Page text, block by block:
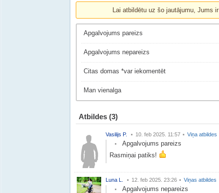
Lai atbildētu uz šo jautājumu, Jums
Apgalvojums pareizs
Apgalvojums nepareizs
Citas domas *var iekomentēt
Man vienalga
Atbildes (3)
Vasilijs P. 10. feb 2025. 11:57 Viņa atbildes
Apgalvojums pareizs
Rasmiņai patiks!
Luna L. 12. feb 2025. 23:26 Viņas atbildes
Apgalvojums nepareizs